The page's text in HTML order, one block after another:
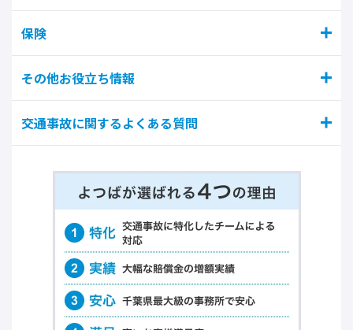
保険
その他お役立ち情報
交通事故に関するよくある質問